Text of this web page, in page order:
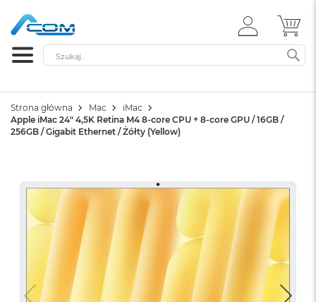
ZALOGUJ
SIĘ
Szukaj
Strona główna Mac
iMac
Apple iMac 24" 4,5K Retina M4 8-core CPU + 8-core GPU / 16GB /
256GB / Gigabit Ethernet / Żółty (Yellow)